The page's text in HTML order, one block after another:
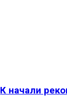
начали